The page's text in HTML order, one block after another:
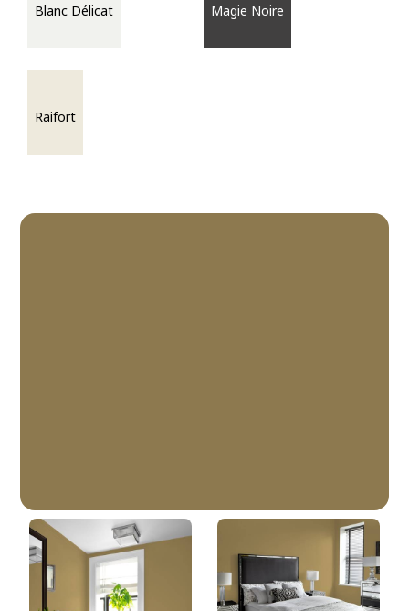
Blanc Délicat Magie Noire
Raifort
Ranch Rustique
DLX1104-6